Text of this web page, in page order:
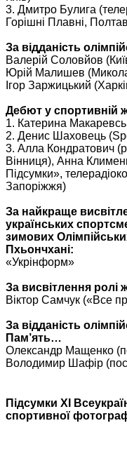
3. Дмитро Булига
Горішні Плавні,
За відданість
Валерій Соловйов
Юрій Малишев
Ігор Заржицький
Дебют у спортивній
1. Катерина
2. Денис Шаховець
3. Алла Кондратович
Вінниця), Анна
Підсумки»,
Запоріжжя)
За найкраще
українських
зимових
Пхьончхані:
«Укрінформ»
За висвітлення ролі
Віктор Самчук («Все
За відданість
Пам’ять…
Олександр Мащенко
Володимир Шафір
Підсумки XI
спортивної